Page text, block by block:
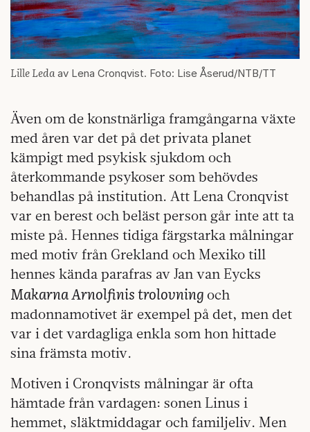
Lille Ledaav Lena Cronqvist. Foto: Lise Åserud/NTB/TT
Även om de konstnärliga framgångarna växte
med åren var det på det privata planet
kämpigt med psykisk sjukdom och
återkommande psykoser som behövdes
behandlas på institution. Att Lena Cronqvist
var en berest och beläst person går inte att ta
miste på. Hennes tidiga färgstarka målningar
med motiv från Grekland och Mexiko till
hennes kända parafras av Jan van Eycks
Makarna Arnolfinis trolovning och
madonnamotivet är exempel på det, men det
var i det vardagliga enkla som hon hittade
sina främsta motiv.
Motiven i Cronqvists målningar är ofta
hämtade från vardagen: sonen Linus i
hemmet, släktmiddagar och familjeliv. Men